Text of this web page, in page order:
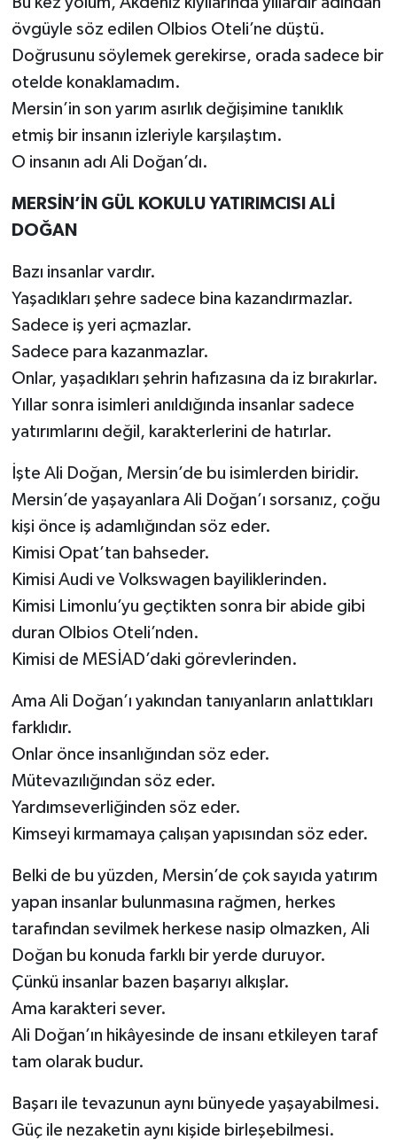
övgüyle söz edilen Olbios Oteli’ne düştü.
Doğrusunu söylemek gerekirse, orada sadece bir
otelde konaklamadım.
Mersin’in son yarım asırlık değişimine tanıklık
etmiş bir insanın izleriyle karşılaştım.
O insanın adı Ali Doğan’dı.
MERSİN’İN GÜL KOKULU YATIRIMCISI ALİ
DOĞAN
Bazı insanlar vardır.
Yaşadıkları şehre sadece bina kazandırmazlar.
Sadece iş yeri açmazlar.
Sadece para kazanmazlar.
Onlar, yaşadıkları şehrin hafızasına da iz bırakırlar.
Yıllar sonra isimleri anıldığında insanlar sadece
yatırımlarını değil, karakterlerini de hatırlar.
İşte Ali Doğan, Mersin’de bu isimlerden biridir.
Mersin’de yaşayanlara Ali Doğan’ı sorsanız, çoğu
kişi önce iş adamlığından söz eder.
Kimisi Opat’tan bahseder.
Kimisi Audi ve Volkswagen bayiliklerinden.
Kimisi Limonlu’yu geçtikten sonra bir abide gibi
duran Olbios Oteli’nden.
Kimisi de MESİAD’daki görevlerinden.
Ama Ali Doğan’ı yakından tanıyanların anlattıkları
farklıdır.
Onlar önce insanlığından söz eder.
Mütevazılığından söz eder.
Yardımseverliğinden söz eder.
Kimseyi kırmamaya çalışan yapısından söz eder.
Belki de bu yüzden, Mersin’de çok sayıda yatırım
yapan insanlar bulunmasına rağmen, herkes
tarafından sevilmek herkese nasip olmazken, Ali
Doğan bu konuda farklı bir yerde duruyor.
Çünkü insanlar bazen başarıyı alkışlar.
Ama karakteri sever.
Ali Doğan’ın hikâyesinde de insanı etkileyen taraf
tam olarak budur.
Başarı ile tevazunun aynı bünyede yaşayabilmesi.
Güç ile nezaketin aynı kişide birleşebilmesi.